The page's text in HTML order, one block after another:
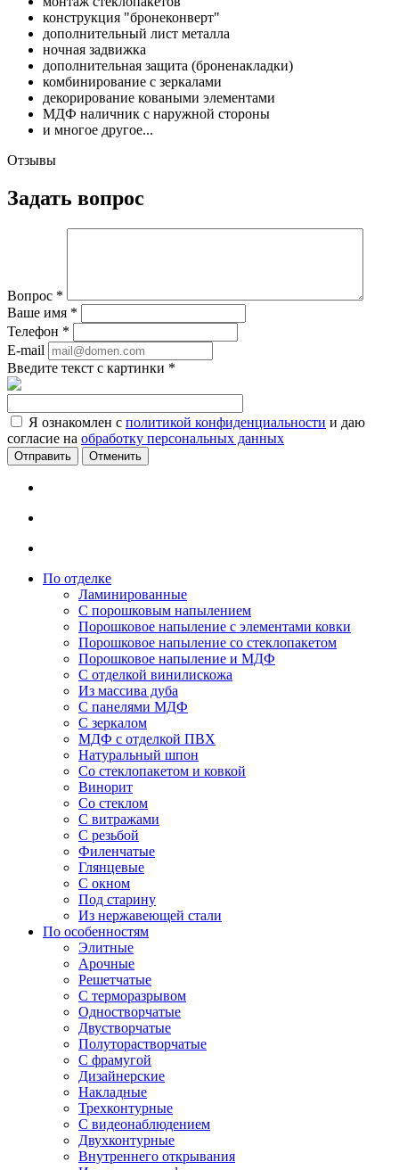
конструкция "бронеконверт"
дополнительный лист металла
ночная задвижка
дополнительная защита (броненакладки)
комбинирование с зеркалами
декорирование коваными элементами
МДФ наличник с наружной стороны
и многое другое...
Отзывы
Задать вопрос
Вопрос *
Ваше имя *
Телефон *
E-mail
Введите текст с картинки *
Я ознакомлен с политикой конфиденциальности и даю
согласие на обработку персональных данных
Отменить
По отделке
Ламинированные
С порошковым напылением
Порошковое напыление с элементами ковки
Порошковое напыление со стеклопакетом
Порошковое напыление и МДФ
С отделкой винилискожа
Из массива дуба
С панелями МДФ
С зеркалом
МДФ с отделкой ПВХ
Натуральный шпон
Со стеклопакетом и ковкой
Винорит
Со стеклом
С витражами
С резьбой
Филенчатые
Глянцевые
С окном
Под старину
Из нержавеющей стали
По особенностям
Элитные
Арочные
Решетчатые
С терморазрывом
Одностворчатые
Двустворчатые
Полуторастворчатые
С фрамугой
Дизайнерские
Накладные
Трехконтурные
С видеонаблюдением
Двухконтурные
Внутреннего открывания